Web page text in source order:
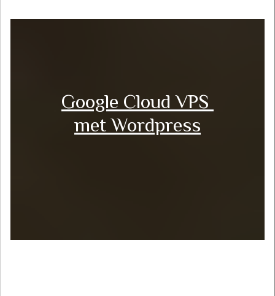
Google Cloud VPS
met Wordpress